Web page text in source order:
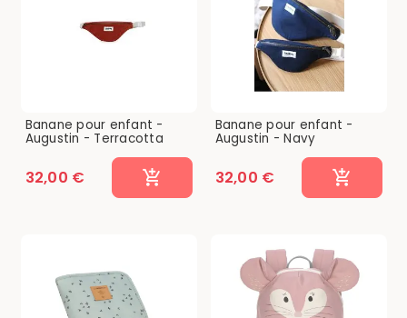
Banane pour enfant -
Augustin - Terracotta
32,00 €
Banane pour enfant -
Augustin - Navy
32,00 €